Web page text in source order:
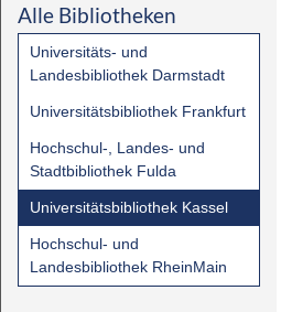
Alle Bibliotheken
Universitäts- und
Landesbibliothek Darmstadt
Universitätsbibliothek Frankfurt
Hochschul-, Landes- und
Stadtbibliothek Fulda
Universitätsbibliothek Kassel
Hochschul- und
Landesbibliothek RheinMain